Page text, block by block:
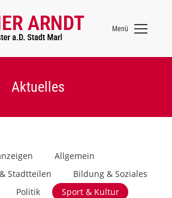
Menü
Aktuelles
Allgemein
Stadtteilen
Bildung & Soziales
Politik
Sport & Kultur